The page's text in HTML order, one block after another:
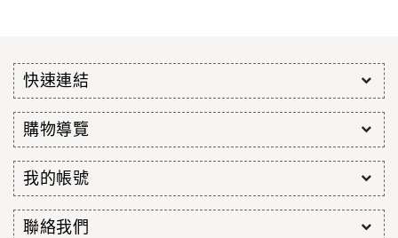
快速連結
購物導覽
我的帳號
聯絡我們